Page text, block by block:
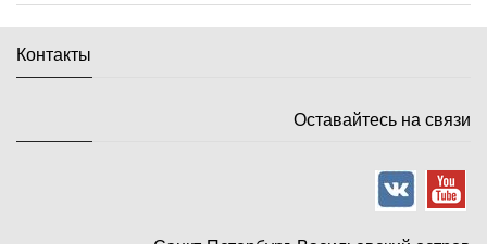
Контакты
Оставайтесь на связи